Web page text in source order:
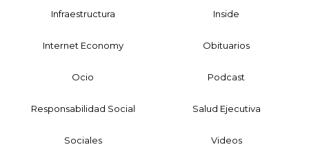
Infraestructura Inside
Internet Economy Obituarios
Ocio Podcast
Responsabilidad Social Salud Ejecutiva
Sociales Videos